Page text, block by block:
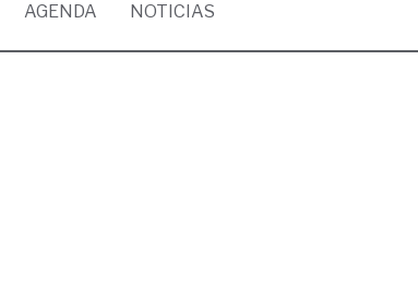
AGENDA NOTICIAS